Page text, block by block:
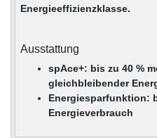
Energieeffizienzklasse.
Ausstattung
spAce+: bis zu 40 %
gleichbleibender
Energiesparfunktion:
Energieverbrauch